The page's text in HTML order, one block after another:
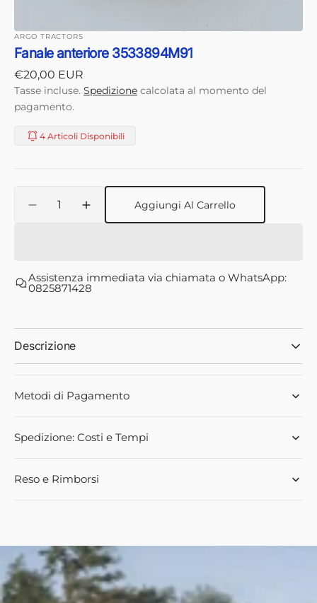
ARGO TRACTORS
Fanale anteriore 3533894M91
Prezzo
di
listino
€20,00 EUR
Tasse incluse. Spedizione calcolata al momento del
pagamento.
4 Articoli Disponibili
Diminuisci
anteriore
3533894M91
Aumenta
quantità
anteriore
3533894M91
Aggiungi Al Carrello
Assistenza immediata via chiamata o WhatsApp:
0825871428
Descrizione
Metodi di Pagamento
Spedizione: Costi e Tempi
Reso e Rimborsi